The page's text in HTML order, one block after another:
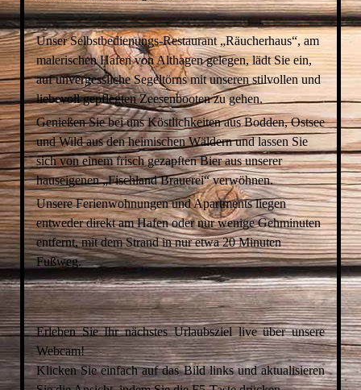
Unser Selbstbedienungs-Restaurant „Räucherhaus“, am
malerischen Hafen von Althagen gelegen, lädt Sie ein,
auf unvergessliche Segeltörns mit unseren stilvollen und
liebevoll gepflegten Zeesenbooten zu gehen.
Genießen Sie bei uns Köstlichkeiten aus Bodden, Ostsee
und Wild aus den heimischen Wäldern und lassen Sie
sich von einem frisch gezapften Bier aus unserer
hauseigenen „Fischland Brauerei“ verwöhnen.
Unsere Ferienwohnungen und Apartments liegen
entweder direkt am Hafen oder nur wenige Gehminuten
entfernt, mit dem Strand in nur etwa 20 Minuten
Fußweg.
Erleben Sie Ihr nächstes Urlaubsziel live über unsere
Webcam!
Klicken Sie einfach auf das Bild links und aktualisieren